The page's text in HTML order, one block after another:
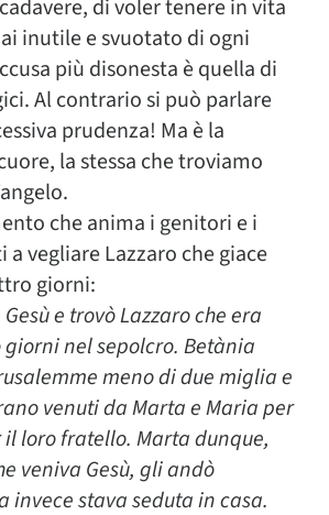
di voler tenere in vita
inutile e svuotato di ogni
più disonesta è quella di
Al contrario si può parlare
prudenza! Ma è la
la stessa che troviamo
che anima i genitori e i
vegliare Lazzaro che giace
giorni:
e trovò Lazzaro che era
nel sepolcro. Betània
meno di due miglia e
venuti da Marta e Maria per
loro fratello. Marta dunque,
veniva Gesù, gli andò
invece stava seduta in casa.